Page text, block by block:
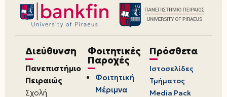
Διεύθυνση
Πανεπιστήμιο
Πειραιώς
Σχολή
Φοιτητικές
Παροχές
Φοιτητική
Μέριμνα
Πρόσθετα
Ιστοσελίδες
Τμήματος
Media Pack